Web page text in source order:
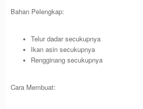
Bahan Pelengkap:
Telur dadar secukupnya
Ikan asin secukupnya
Rengginang secukupnya
Cara Membuat: